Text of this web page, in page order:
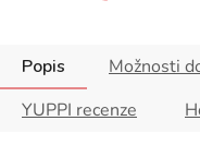
Popis Možnosti
YUPPI recenze